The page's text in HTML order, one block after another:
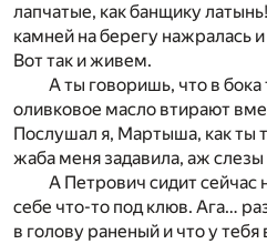
лапчатые, как банщику
камней на берегу нажралась
Вот так и живем.
А ты говоришь, что в
оливковое масло втирают
Послушал я, Мартыша, как ты
жаба меня задавила, аж слезы
А Петрович сидит сейчас
себе что-то под клюв. Ага…
в голову раненый и что у тебя